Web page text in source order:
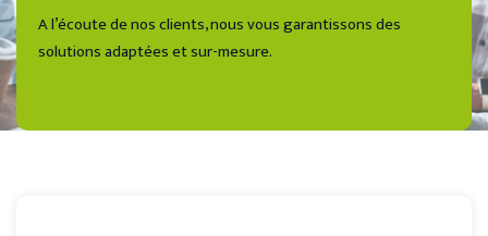
A l’écoute de nos clients, nous vous garantissons des
solutions adaptées et sur-mesure.